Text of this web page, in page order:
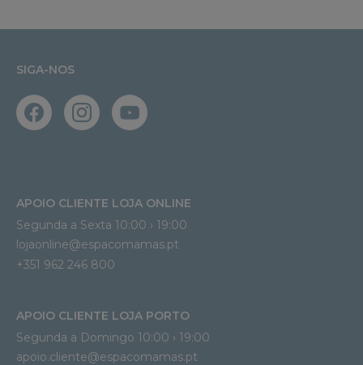
SIGA-NOS
APOIO CLIENTE LOJA ONLINE
Segunda a Sexta 10:00 › 19:00
lojaonline@espacomamas.pt
+351 962 246 800
APOIO CLIENTE LOJA PORTO
Segunda a Domingo 10:00 › 19:00
apoio.cliente@espacomamas.pt